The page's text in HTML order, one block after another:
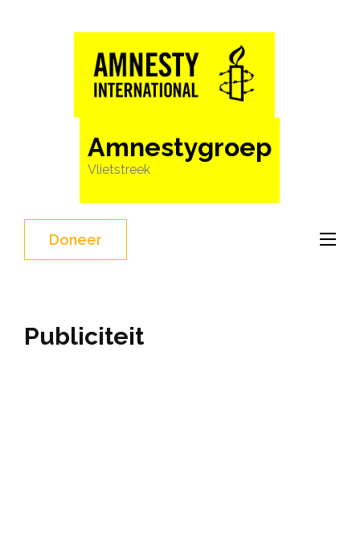
Amnestygroep
Vlietstreek
Doneer
Publiciteit